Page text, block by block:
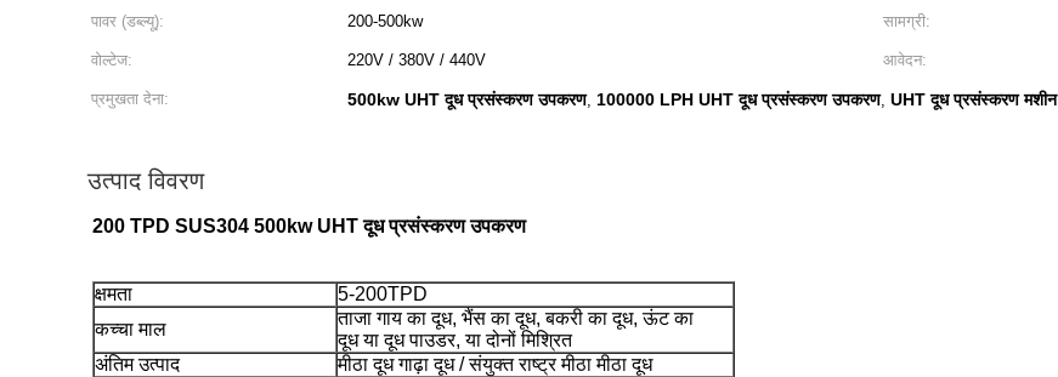
पावर (डब्ल्यू): 200-500kw सामग्री:
वोल्टेज: 220V / 380V / 440V आवेदन:
प्रमुखता देना: 500kw UHT दूध प्रसंस्करण उपकरण, 100000 LPH UHT दूध प्रसंस्करण उपकरण, UHT दूध प्रसंस्करण मशीन
उत्पाद विवरण
200 TPD SUS304 500kw UHT दूध प्रसंस्करण उपकरण
क्षमता
5-200TPD
कच्चा माल
ताजा गाय का दूध, भैंस का दूध, बकरी का दूध, ऊंट का
दूध या दूध पाउडर, या दोनों मिश्रित
अंतिम उत्पाद
मीठा दूध गाढ़ा दूध / संयुक्त राष्ट्र मीठा मीठा दूध